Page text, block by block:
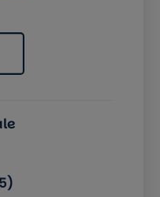
in € maximal